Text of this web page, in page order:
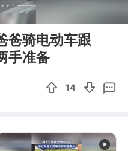
爸骑电动车跟
手准备
14